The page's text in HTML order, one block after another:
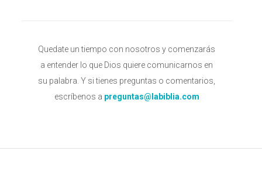
Quedate un tiempo con nosotros y comenzarás
a entender lo que Dios quiere comunicarnos en
su palabra. Y si tienes preguntas o comentarios,
escríbenos a preguntas@labiblia.com